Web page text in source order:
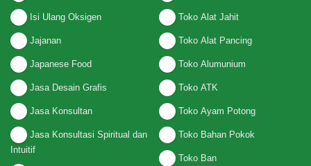
Isi Ulang Oksigen
Jajanan
Japanese Food
Jasa Desain Grafis
Jasa Konsultan
Jasa Konsultasi Spiritual dan
Intuitif
Toko Alat Jahit
Toko Alat Pancing
Toko Alumunium
Toko ATK
Toko Ayam Potong
Toko Bahan Pokok
Toko Ban